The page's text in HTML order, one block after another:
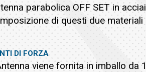
parabolica OFF SET in
di questi due
DI FORZA
viene fornita in imballo da